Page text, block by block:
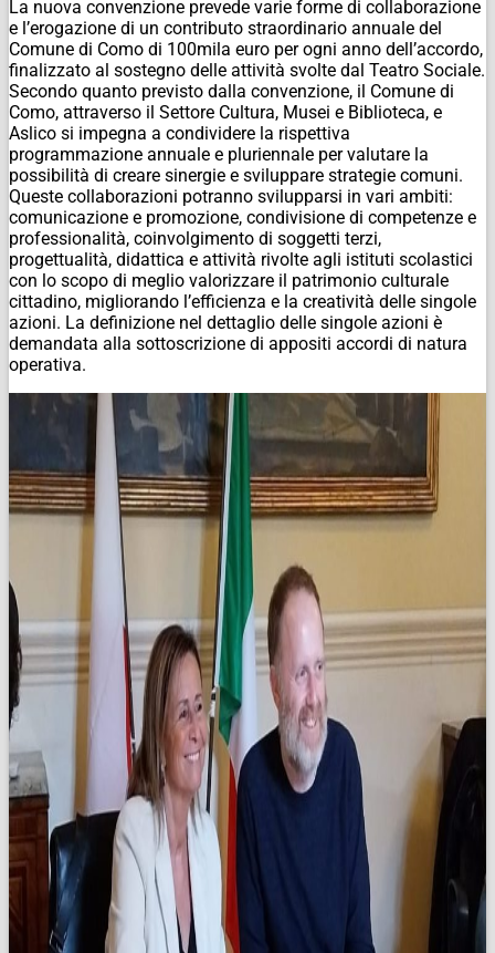
La nuova convenzione prevede varie forme di collaborazione
e l’erogazione di un contributo straordinario annuale del
Comune di Como di 100mila euro per ogni anno dell’accordo,
finalizzato al sostegno delle attività svolte dal Teatro Sociale.
Secondo quanto previsto dalla convenzione, il Comune di
Como, attraverso il Settore Cultura, Musei e Biblioteca, e
Aslico si impegna a condividere la rispettiva
programmazione annuale e pluriennale per valutare la
possibilità di creare sinergie e sviluppare strategie comuni.
Queste collaborazioni potranno svilupparsi in vari ambiti:
comunicazione e promozione, condivisione di competenze e
professionalità, coinvolgimento di soggetti terzi,
progettualità, didattica e attività rivolte agli istituti scolastici
con lo scopo di meglio valorizzare il patrimonio culturale
cittadino, migliorando l’efficienza e la creatività delle singole
azioni. La definizione nel dettaglio delle singole azioni è
demandata alla sottoscrizione di appositi accordi di natura
operativa.